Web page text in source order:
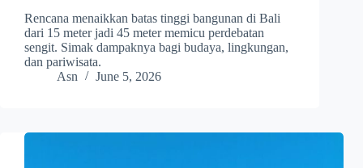
Rencana menaikkan batas tinggi bangunan di Bali
dari 15 meter jadi 45 meter memicu perdebatan
sengit. Simak dampaknya bagi budaya, lingkungan,
dan pariwisata.
Asn
June 5, 2026